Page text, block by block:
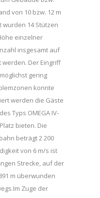
von 10 bzw. 12 m
14 Stützen
einzelner
insgesamt auf
Der Eingriff
gering
konnte
werden die Gäste
Typs OMEGA IV-
bieten. Die
beträgt 2 200
von 6 m/s ist
Strecke, auf der
m überwunden
Zuge der